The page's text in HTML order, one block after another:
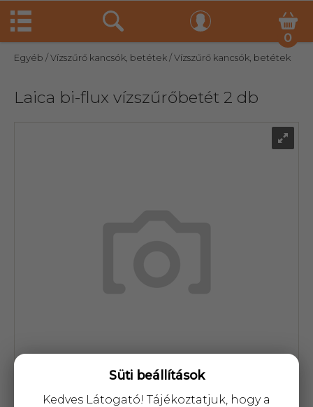
0
Egyéb / Vízszűrő kancsók, betétek/ Vízszűrő kancsók, betétek
Laica bi-flux vízszűrőbetét 2 db
Cikkszám: 15571
Süti beállítások
Kedves Látogató! Tájékoztatjuk, hogy a